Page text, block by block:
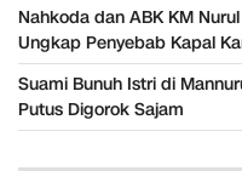
Nahkoda dan ABK KM
Ungkap Penyebab Kapal
Suami Bunuh Istri di
Putus Digorok Sajam